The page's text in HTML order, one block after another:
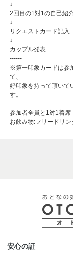
↓
2回目の1対1の自己紹
↓
リクエストカード記入
↓
カップル発表
------
※第一印象カードは参
て、
好印象を持って頂いて
す。
参加者全員と1対1着
お飲み物:フリードリ
安心の証